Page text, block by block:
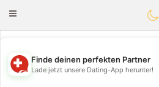
Suissi
Toggle
💖
Finde deinen perfekten Partner
Lade jetzt unsere Dating-App herunter!